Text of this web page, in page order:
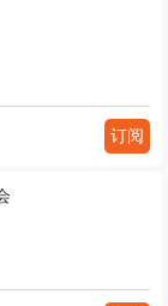
订阅